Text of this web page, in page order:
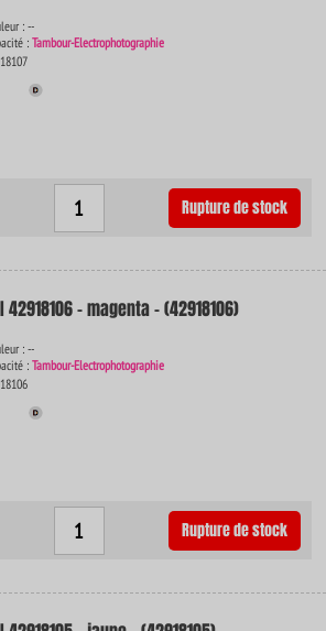
: --
:Tambour-Electrophotographie
Rupture de stock
- magenta - (42918106)
: --
:Tambour-Electrophotographie
Rupture de stock